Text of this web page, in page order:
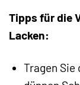
Tipps für die
Lacken:
Tragen Sie